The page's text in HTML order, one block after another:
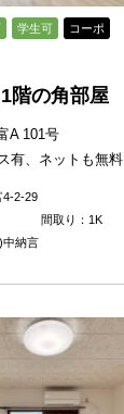
学生可 コーポ
階の角部屋
A 101号
有、ネットも無料
4-2-29
間取り：1K
中納言